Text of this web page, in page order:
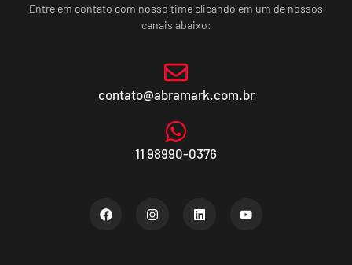
Entre em contato com nosso time clicando em um de nossos
canais abaixo:
contato@abramark.com.br
11 98990-0376